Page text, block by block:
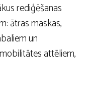
rediģēšanas
ātras maskas,
un
attēliem,